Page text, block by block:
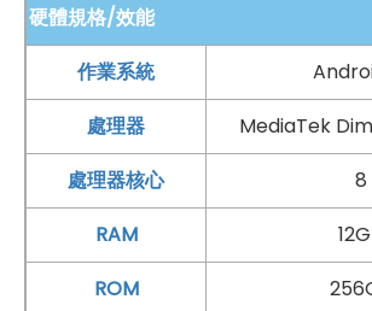
電，使用彈性更高。
徠卡影像加持，日常隨拍更有質感
17T Pro 在影像表現上延續徠卡
日常拍攝、旅遊記錄與社群分享都能擁
效果。後置採用三鏡頭主相機配置，包
23mm 主鏡頭、1,200 萬畫素120 度
以及 5,000 萬
115mm 長焦鏡頭，
硬體規格/效能
作業系統
處理器
MediaTek
處理器核心
8
RAM
ROM